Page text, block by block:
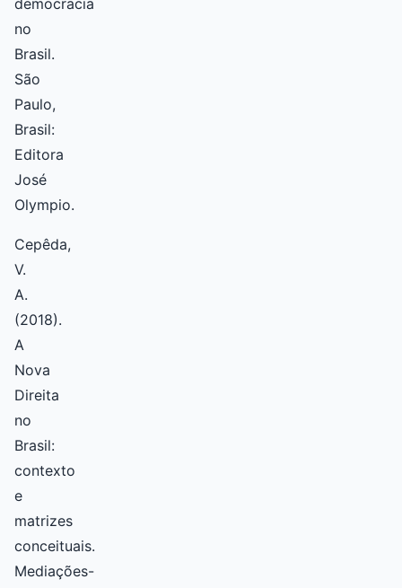
democracia
no
Brasil.
São
Paulo,
Brasil:
Editora
José
Olympio.
Cepêda,
V.
A.
(2018).
A
Nova
Direita
no
Brasil:
contexto
e
matrizes
conceituais.
Mediações-